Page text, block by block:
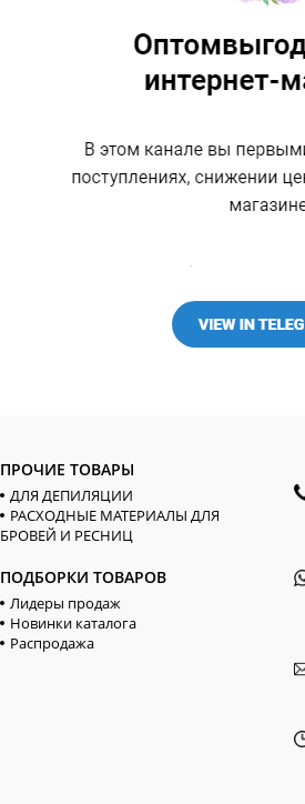
ПРОЧИЕ ТОВАРЫ
ДЛЯ ДЕПИЛЯЦИИ
РАСХОДНЫЕ МАТЕРИАЛЫ ДЛЯ
БРОВЕЙ И РЕСНИЦ
ПОДБОРКИ ТОВАРОВ
Лидеры продаж
Новинки каталога
Распродажа